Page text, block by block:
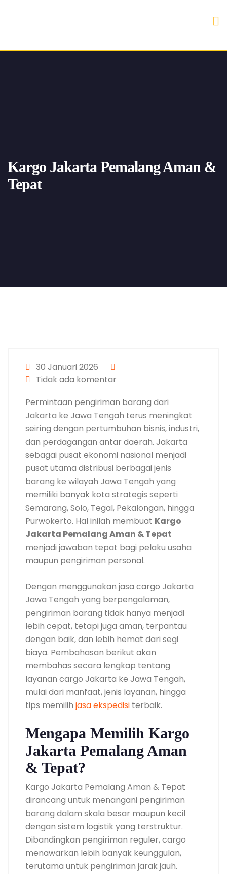
Kargo Jakarta Pemalang Aman &
Tepat
30 Januari 2026
Tidak ada komentar
Permintaan pengiriman barang dari
Jakarta ke Jawa Tengah terus meningkat
seiring dengan pertumbuhan bisnis, industri,
dan perdagangan antar daerah. Jakarta
sebagai pusat ekonomi nasional menjadi
pusat utama distribusi berbagai jenis
barang ke wilayah Jawa Tengah yang
memiliki banyak kota strategis seperti
Semarang, Solo, Tegal, Pekalongan, hingga
Purwokerto. Hal inilah membuat Kargo
Jakarta Pemalang Aman & Tepat
menjadi jawaban tepat bagi pelaku usaha
maupun pengiriman personal.
Dengan menggunakan jasa cargo Jakarta
Jawa Tengah yang berpengalaman,
pengiriman barang tidak hanya menjadi
lebih cepat, tetapi juga aman, terpantau
dengan baik, dan lebih hemat dari segi
biaya. Pembahasan berikut akan
membahas secara lengkap tentang
layanan cargo Jakarta ke Jawa Tengah,
mulai dari manfaat, jenis layanan, hingga
tips memilih jasa ekspedisi terbaik.
Mengapa Memilih Kargo
Jakarta Pemalang Aman
& Tepat?
Kargo Jakarta Pemalang Aman & Tepat
dirancang untuk menangani pengiriman
barang dalam skala besar maupun kecil
dengan sistem logistik yang terstruktur.
Dibandingkan pengiriman reguler, cargo
menawarkan lebih banyak keunggulan,
terutama untuk pengiriman jarak jauh.